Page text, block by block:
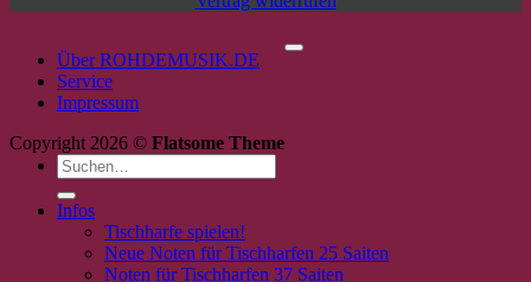
Über ROHDEMUSIK.DE
Service
Impressum
Copyright 2026 © Flatsome Theme
Suchen
nach:
Infos
Tischharfe spielen!
Neue Noten für Tischharfen 25 Saiten
Noten für Tischharfen 37 Saiten